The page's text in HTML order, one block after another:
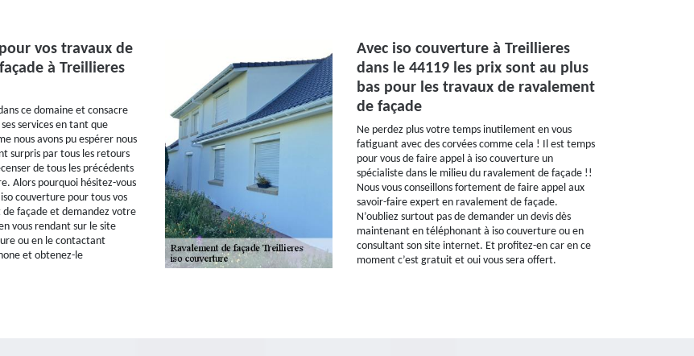
vos travaux de
à Treillieres
ce domaine et consacre
services en tant que
nous avons pu espérer nous
surpris par tous les retours
de tous les précédents
Alors pourquoi hésitez-vous
couverture pour tous vos
façade et demandez votre
vous rendant sur le site
ou en le contactant
et obtenez-le
Avec iso couverture à Treillieres
dans le 44119 les prix sont au plus
bas pour les travaux de ravalement
de façade
Ne perdez plus votre temps inutilement en vous
fatiguant avec des corvées comme cela ! Il est temps
pour vous de faire appel à iso couverture un
spécialiste dans le milieu du ravalement de façade !!
Nous vous conseillons fortement de faire appel aux
savoir-faire expert en ravalement de façade.
N’oubliez surtout pas de demander un devis dès
maintenant en téléphonant à iso couverture ou en
consultant son site internet. Et profitez-en car en ce
moment c’est gratuit et oui vous sera offert.